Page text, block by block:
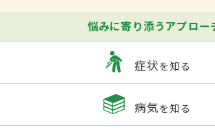
悩みに寄り添うアプロー
症状を知る
病気を知る